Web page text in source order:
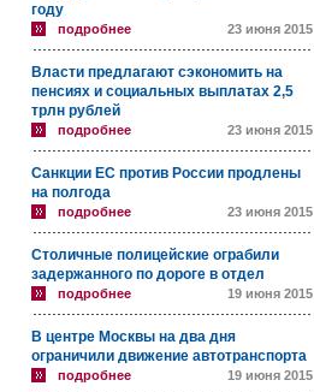
году
подробнее 23 июня 2015
Власти предлагают сэкономить на
пенсиях и социальных выплатах 2,5
трлн рублей
подробнее 23 июня 2015
Санкции ЕС против России продлены
на полгода
подробнее 23 июня 2015
Столичные полицейские ограбили
задержанного по дороге в отдел
подробнее 19 июня 2015
В центре Москвы на два дня
ограничили движение автотранспорта
подробнее 19 июня 2015